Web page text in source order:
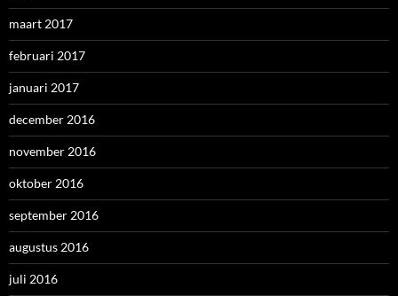
maart 2017
februari 2017
januari 2017
december 2016
november 2016
oktober 2016
september 2016
augustus 2016
juli 2016